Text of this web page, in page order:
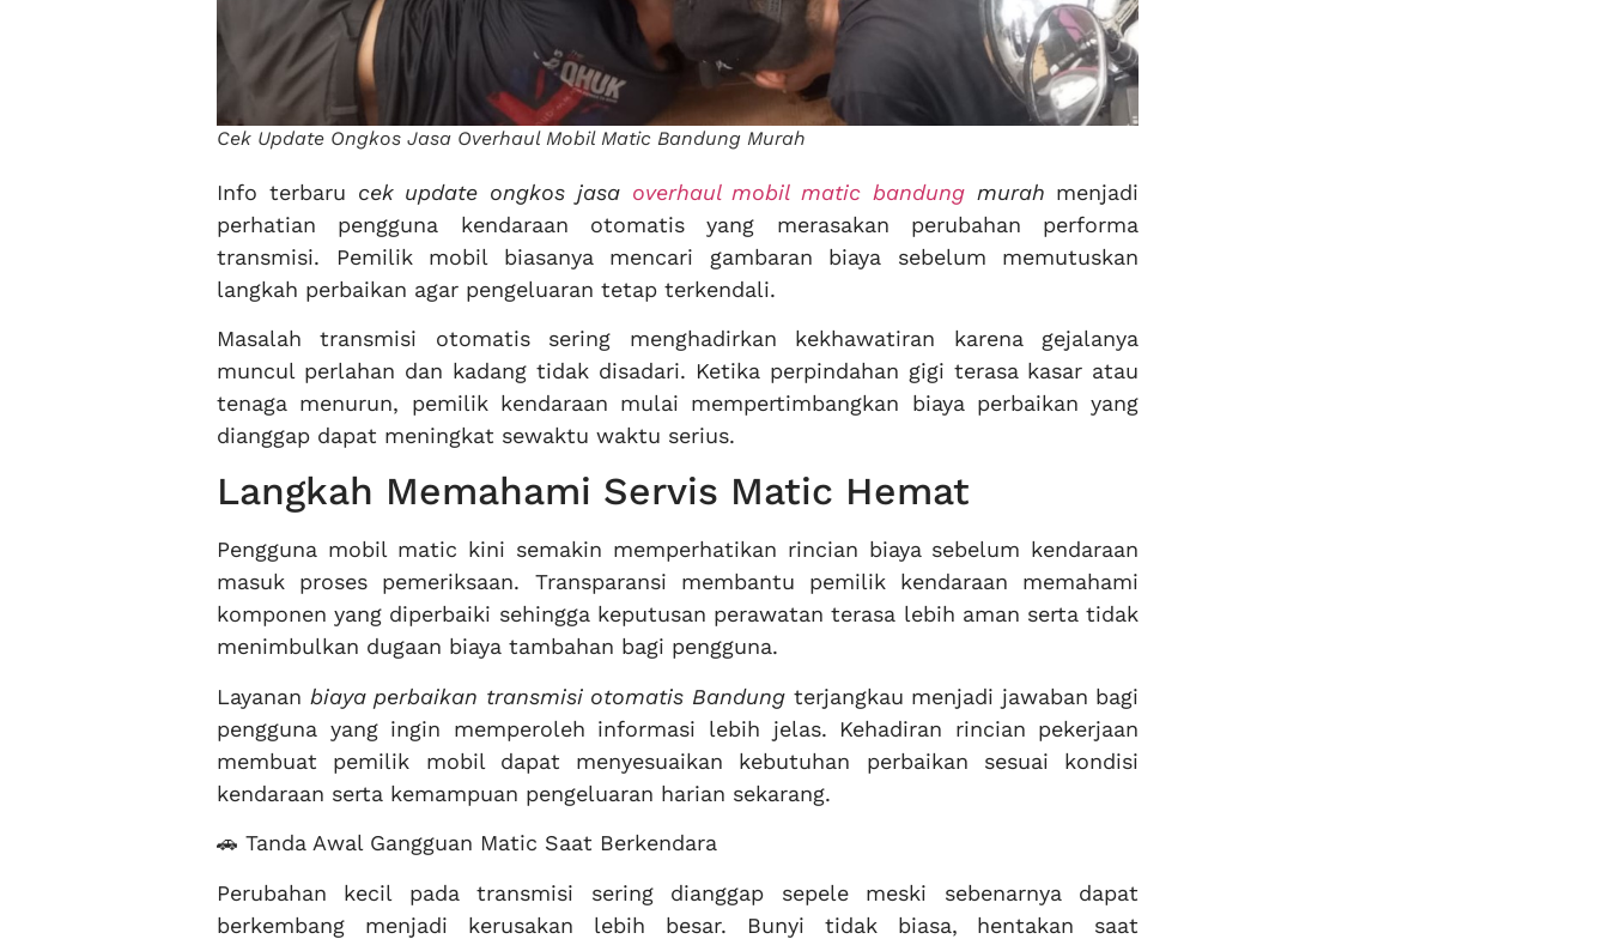
Cek Update Ongkos Jasa Overhaul Mobil Matic Bandung Murah
Info terbaru cek update ongkos jasaoverhaul mobil matic bandungmurah menjadi
perhatian pengguna kendaraan otomatis yang merasakan perubahan performa
transmisi. Pemilik mobil biasanya mencari gambaran biaya sebelum memutuskan
langkah perbaikan agar pengeluaran tetap terkendali.
Masalah transmisi otomatis sering menghadirkan kekhawatiran karena gejalanya
muncul perlahan dan kadang tidak disadari. Ketika perpindahan gigi terasa kasar atau
tenaga menurun, pemilik kendaraan mulai mempertimbangkan biaya perbaikan yang
dianggap dapat meningkat sewaktu waktu serius.
Langkah Memahami Servis Matic Hemat
Pengguna mobil matic kini semakin memperhatikan rincian biaya sebelum kendaraan
masuk proses pemeriksaan. Transparansi membantu pemilik kendaraan memahami
komponen yang diperbaiki sehingga keputusan perawatan terasa lebih aman serta tidak
menimbulkan dugaan biaya tambahan bagi pengguna.
Layanan biaya perbaikan transmisi otomatis Bandung terjangkau menjadi jawaban bagi
pengguna yang ingin memperoleh informasi lebih jelas. Kehadiran rincian pekerjaan
membuat pemilik mobil dapat menyesuaikan kebutuhan perbaikan sesuai kondisi
kendaraan serta kemampuan pengeluaran harian sekarang.
🚗 Tanda Awal Gangguan Matic Saat Berkendara
Perubahan kecil pada transmisi sering dianggap sepele meski sebenarnya dapat
berkembang menjadi kerusakan lebih besar. Bunyi tidak biasa, hentakan saat